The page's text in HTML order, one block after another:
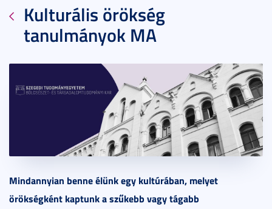
Kulturális örökség
tanulmányok MA
Mindannyian benne élünk egy kultúrában, melyet
örökségként kaptunk a szűkebb vagy tágabb